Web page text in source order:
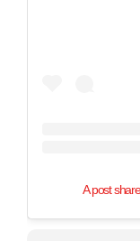
A post